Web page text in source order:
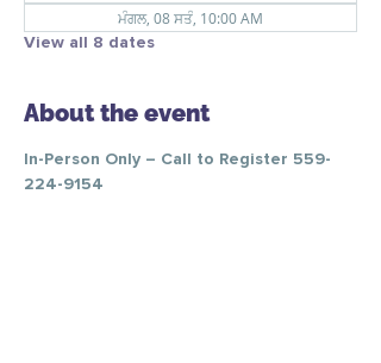
ਮੰਗਲ, 08 ਸਤੰ, 10:00 AM
View all 8 dates
About the event
In-Person Only – Call to Register 559-
224-9154